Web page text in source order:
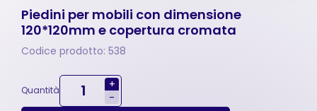
Piedini per mobili con dimensione
120*120mm e copertura cromata
Codice prodotto: 538
Quantità
+
-